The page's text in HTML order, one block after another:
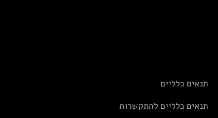
תנאים כלליים
תנאים כלליים להתקשרות